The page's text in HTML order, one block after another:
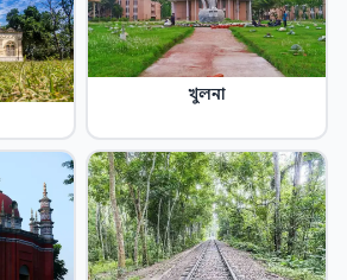
খুলনা